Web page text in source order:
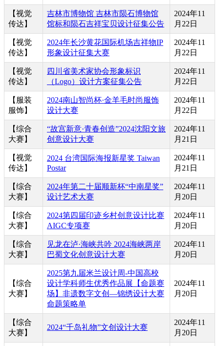
【视觉
传达】
吉林市博物馆 吉林市陨石博物馆
馆标和陨石吉祥宝贝设计征集公告
2024年11
月22日
【视觉
传达】
2024年长沙黄花国际机场吉祥物IP
形象设计征集大赛
2024年11
月22日
【视觉
传达】
四川省美术家协会形象标识
（Logo）设计方案征集公告
2024年11
月22日
【服装
服饰】
2024南山智尚杯·金羊毛时尚服饰
设计大赛
2024年11
月22日
【综合
大赛】
“故宫新意·青春创造”2024沈阳文旅
创意设计大赛
2024年11
月21日
【视觉
传达】
2024 台湾国际海报新星奖 Taiwan
Postar
2024年11
月21日
【综合
大赛】
2024年第二十届顺新杯“中南星奖”
设计艺术大赛
2024年11
月20日
【综合
大赛】
2024第四届印迹乡村创意设计比赛
AIGC专项赛
2024年11
月20日
【综合
大赛】
见龙在泸·海峡共吟 2024海峡两岸
巴蜀文化创意设计大赛
2024年11
月20日
【综合
大赛】
2025第九届米兰设计周-中国高校
设计学科师生优秀作品展【命题赛
场】非遗数字文创—锦绣设计大赛
命题策略单
2024年11
月20日
【综合
大赛】
2024“千岛礼物”文创设计大赛
2024年11
月20日